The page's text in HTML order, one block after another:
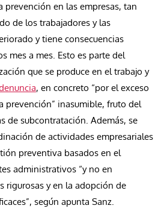
prevención en las empresas, tan
de los trabajadores y las
y tiene consecuencias
mes a mes. Esto es parte del
que se produce en el trabajo y
, en concreto “por el exceso
prevención” inasumible, fruto del
de subcontratación. Además, se
de actividades empresariales
preventiva basados en el
administrativos “y no en
rigurosas y en la adopción de
según apunta Sanz.